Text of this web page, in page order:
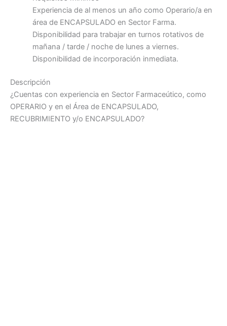
Experiencia de al menos un año como Operario/a en
área de ENCAPSULADO en Sector Farma.
Disponibilidad para trabajar en turnos rotativos de
mañana / tarde / noche de lunes a viernes.
Disponibilidad de incorporación inmediata.
Descripción
¿Cuentas con experiencia en Sector Farmaceútico, como
OPERARIO y en el Área de ENCAPSULADO,
RECUBRIMIENTO y/o ENCAPSULADO?